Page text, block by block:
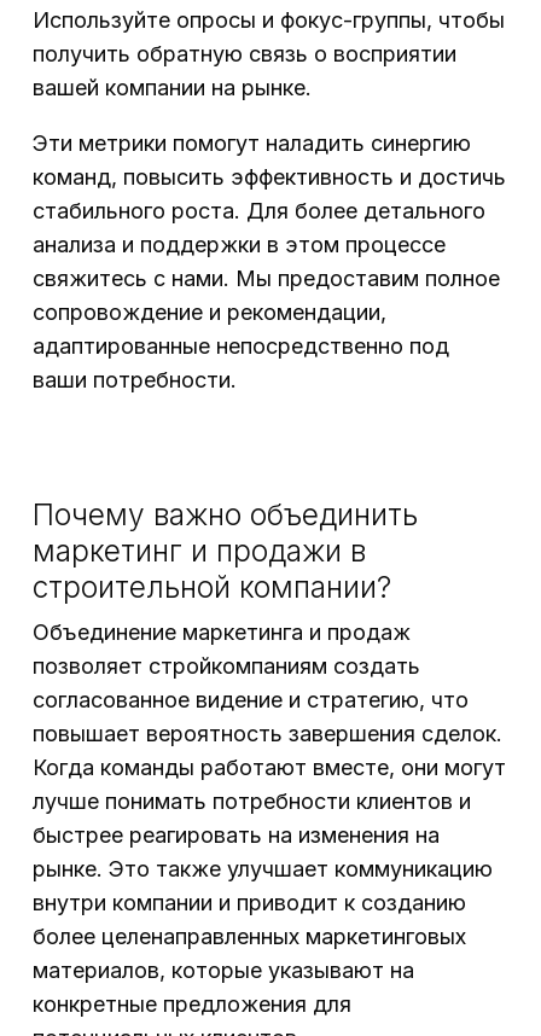
Используйте опросы и фокус-группы, чтобы
получить обратную связь о восприятии
вашей компании на рынке.
Эти метрики помогут наладить синергию
команд, повысить эффективность и достичь
стабильного роста. Для более детального
анализа и поддержки в этом процессе
свяжитесь с нами. Мы предоставим полное
сопровождение и рекомендации,
адаптированные непосредственно под
ваши потребности.
Почему важно объединить
маркетинг и продажи в
строительной компании?
Объединение маркетинга и продаж
позволяет стройкомпаниям создать
согласованное видение и стратегию, что
повышает вероятность завершения сделок.
Когда команды работают вместе, они могут
лучше понимать потребности клиентов и
быстрее реагировать на изменения на
рынке. Это также улучшает коммуникацию
внутри компании и приводит к созданию
более целенаправленных маркетинговых
материалов, которые указывают на
конкретные предложения для